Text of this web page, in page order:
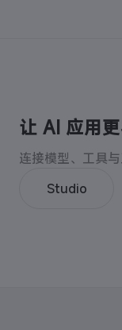
让 AI 应用
连接模型、工具
Studio